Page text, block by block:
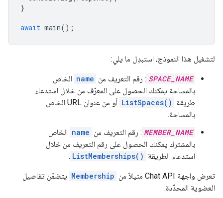
}
await main();
لتشغيل هذا النموذج، استبدِل ما يلي:
SPACE_NAME : رقم التعريف من name الخاص
بالمساحة يمكنك الحصول على المعرّف من خلال استدعاء
طريقة ListSpaces()
أو من عنوان URL الخاص
بالمساحة.
MEMBER_NAME : رقم التعريف من name الخاص
بالمشترك يمكنك الحصول على رقم التعريف من خلال
استدعاء الطريقة ListMemberships()
.
تعرض واجهة Chat API مثيلاً من Membership يتضمّن تفاصيل
العضوية المحدّدة.